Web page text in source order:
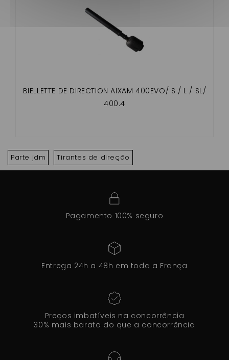
BIELLETTE DE DIRECTION AIXAM 400EVO/ S / L / SL/
400.4
Parte jdm Tirantes de direção
Pagamento 100% seguro
Entrega 24h a 48h em toda a França
Preços imbatíveis na concorrência
30% mais barato do que a concorrência